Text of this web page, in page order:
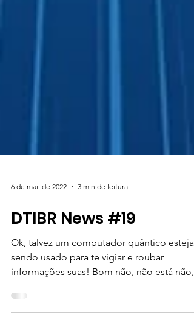
6 de mai. de 2022 3 min de leitura
DTIBR News #19
Ok, talvez um computador quântico esteja
informações suas! Bom não, não está não,
mas hoje temos...